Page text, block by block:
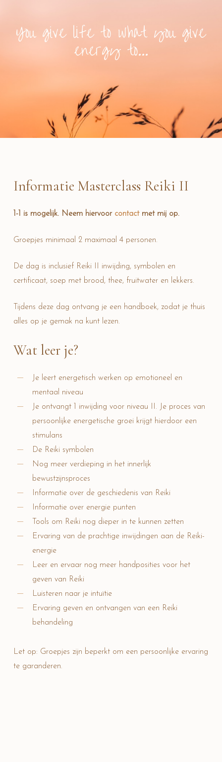
You give life to what you give
energy to...
Wat leer je?
Je leert energetisch werken op emotioneel en
mentaal niveau
Je ontvangt 1 inwijding voor niveau II. Je proces van
persoonlijke energetische groei krijgt hierdoor een
stimulans
De Reiki symbolen
Nog meer verdieping in het innerlijk
bewustzijnsproces
Informatie over de geschiedenis van Reiki
Informatie over energie punten
Tools om Reiki nog dieper in te kunnen zetten
Ervaring van de prachtige inwijdingen aan de Reiki-
energie
Leer en ervaar nog meer handposities voor het
geven van Reiki
Luisteren naar je intuïtie
Ervaring geven en ontvangen van een Reiki
behandeling
Let op: Groepjes zijn beperkt om een persoonlijke ervaring
te garanderen.
Informatie Masterclass Reiki II
1-1 is mogelijk. Neem hiervoor contactmet mij op.
Groepjes minimaal 2 maximaal 4 personen.
De dag is inclusief Reiki II inwijding, symbolen en
certificaat, soep met brood, thee, fruitwater en lekkers.
Tijdens deze dag ontvang je een handboek, zodat je thuis
alles op je gemak na kunt lezen.